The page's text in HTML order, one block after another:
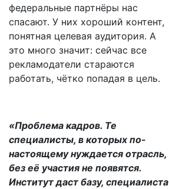
федеральные партнёры нас
спасают. У них хороший контент,
понятная целевая аудитория. А
это много значит: сейчас все
рекламодатели стараются
работать, чётко попадая в цель.
«Проблема кадров. Те
специалисты, в которых по-
настоящему нуждается отрасль,
без её участия не появятся.
Институт даст базу, специалиста